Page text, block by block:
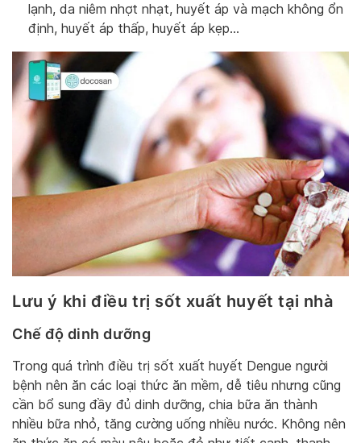
lạnh, da niêm nhợt nhạt, huyết áp và mạch không ổn
định, huyết áp thấp, huyết áp kẹp…
Lưu ý khi điều trị sốt xuất huyết tại nhà
Chế độ dinh dưỡng
Trong quá trình điều trị sốt xuất huyết Dengue người
bệnh nên ăn các loại thức ăn mềm, dễ tiêu nhưng cũng
cần bổ sung đầy đủ dinh dưỡng, chia bữa ăn thành
nhiều bữa nhỏ, tăng cường uống nhiều nước. Không nên